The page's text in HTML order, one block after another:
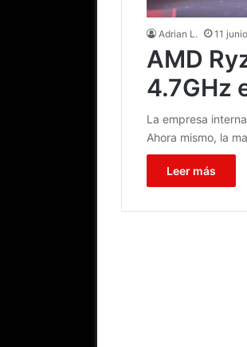
Adrian L. 11
AMD
4.7GHz
La empresa
Ahora mismo, la
Leer más